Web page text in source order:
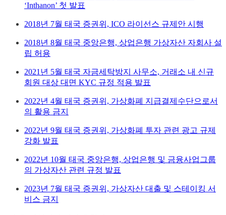
‘Inthanon’ 첫 발표
2018년 7월 태국 증권위, ICO 라이선스 규제안 시행
2018년 8월 태국 중앙은행, 상업은행 가상자산 자회사 설
립 허용
2021년 5월 태국 자금세탁방지 사무소, 거래소 내 신규
회원 대상 대면 KYC 규정 적용 발표
2022년 4월 태국 증권위, 가상화폐 지급결제수단으로서
의 활용 금지
2022년 9월 태국 증권위, 가상화폐 투자 관련 광고 규제
강화 발표
2022년 10월 태국 중앙은행, 상업은행 및 금융사업그룹
의 가상자산 관련 규정 발표
2023년 7월 태국 증권위, 가상자산 대출 및 스테이킹 서
비스 금지